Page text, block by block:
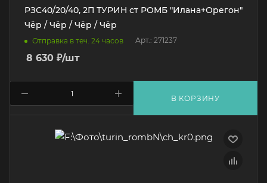
РЗС40/20/40, 2П ТУРИН ст РОМБ "Илана+Орегон"
Чёр / Чёр / Чёр / Чёр
Отправка в теч. 24 часов Арт.: 271237
8 630 ₽/шт
В КОРЗИНУ